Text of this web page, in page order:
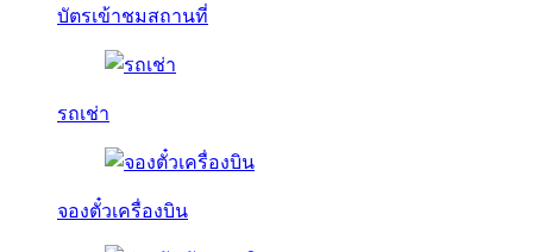
บัตรเข้าชมสถานที่
รถเช่า
จองตั๋วเครื่องบิน